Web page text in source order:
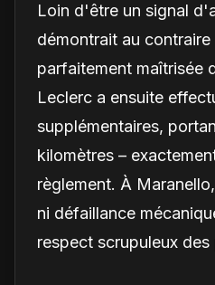
Loin d'être un signal
démontrait au contraire
parfaitement maîtrisée
Leclerc a ensuite
supplémentaires,
kilomètres –
règlement. À
ni défaillance
respect scrupuleux